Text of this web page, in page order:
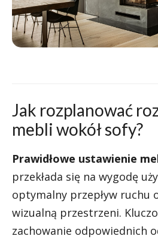
Jak rozplanować
mebli wokół sofy?
Prawidłowe ustawienie
przekłada się na wygodę
optymalny przepływ ruchu
wizualną przestrzeni.
zachowanie odpowiednich